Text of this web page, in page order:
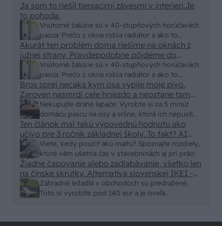
Vnútorné žalúzie sú v 40-stupňových horúčavách
pasca: Prečo z okna robia radiátor a ako to
vyriešiť za pár eur?
Ja som to riešil tieniacimi závesmi v interieri.Je
to pohoda.
Vnútorné žalúzie sú v 40-stupňových horúčavách
pasca: Prečo z okna robia radiátor a ako to
vyriešiť za pár eur?
Akurát ten problém doma riešime na oknách z
južnej strany. Pravdepodobne pôjdeme do
vonkajšieho tienenia na spôsob markízy
250x150cm. Čínsky predajcovia idú okolo 100
eur kus.
Nekupujte drahé lapače: Vyrobte si za 5 minút
domácu pascu na osy a sršne, ktorá ich nepustí
von
Bros sprej necaka kym osa vypije moje pivo.
Zaroven nasmrdi cele hniezdo a neostane tam
nic zive. Vasa pasca naucinke moc efektivne.
Skor pritiahne slimaky
Viete, kedy použiť akú maltu? Spoznajte rozdiely,
ktoré vám ušetria čas v stavebninách aj pri práci
Ten článok mal takú výpovednú hodnotu ako
učivo pre 3 ročník základnej školy. To fakt? AI
alebo nejaka kniha z VŠ? Dnešné rychlotvrdnuce
malty - pevnosť 40 Mpa a doba schnutia tak 15
minut , k tomu vodotesné s kryštálikou. A rozdiel
- schnutie a zretie. Nič?
Záhradné ležadlá v obchodoch sú predražené.
Toto si vyrobíte pod 140 eur a je oveľa
Žiadne čapovanie alebo zadlabávanie, všetko len
na čínske skrutky. Alternatíva slovenskej IKEI -
čo sa týka pevnosti. Autor si nedal veľa námahy s
remeselným spracovaním, škoda. No lepšie než